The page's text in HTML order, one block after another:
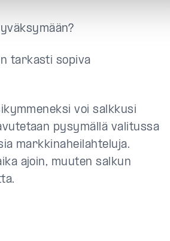
tarkasti sopiva
voi salkkusi
pysymällä valitussa
markkinaheilahteluja.
ajoin, muuten salkun